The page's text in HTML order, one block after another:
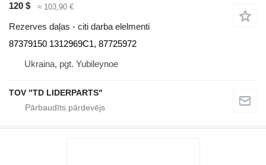
120 $ ≈ 103,90 €
Rezerves daļas - citi darba elelmenti
87379150 1312969C1, 87725972
Ukraina, pgt. Yubileynoe
TOV "TD LIDERPARTS"